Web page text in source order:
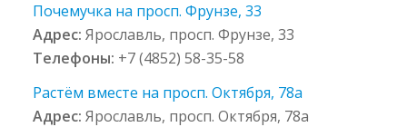
Почемучка на просп. Фрунзе, 33
Адрес:Ярославль, просп. Фрунзе, 33
Телефоны: +7 (4852) 58-35-58
Растём вместе на просп. Октября, 78а
Адрес:Ярославль, просп. Октября, 78а